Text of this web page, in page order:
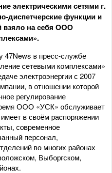
электрическими сетями г.
диспетчерские функции и
взяло на себя ООО
47News в пресс-службе
сетевыми комплексами»
электроэнергии с 2007
в отношении которой
регулирование
ООО «УСК» обслуживает
в своём распоряжении
современное
персонал,
во многих районах
Выборгском,